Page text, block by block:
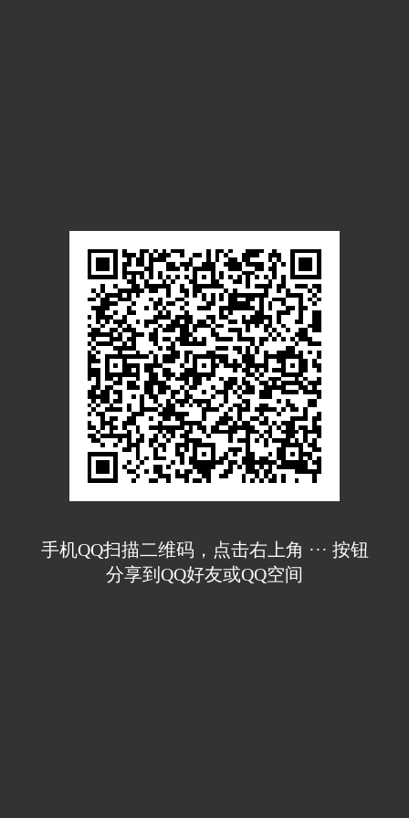
手机QQ扫描二维码，点击右上角 ··· 按钮
分享到QQ好友或QQ空间